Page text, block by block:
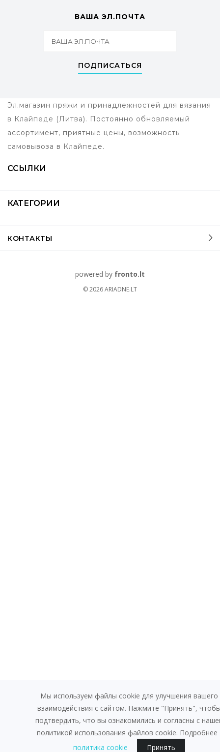
ВАША ЭЛ.ПОЧТА
ПОДПИСАТЬСЯ
Эл.магазин пряжи и принадлежностей для вязания
в Клайпеде (Литва). Постоянно обновляемый
ассортимент, приятные цены, возможность
самовывоза в Клайпеде.
ССЫЛКИ
КАТЕГОРИИ
КОНТАКТЫ
© 2026ARIADNE.LT
powered by fronto.lt
Мы используем файлы cookie для улучшения вашего
взаимодействия с сайтом. Нажмите "Принять",
подтвердить, что вы ознакомились и согласны с
политикой использования файлов cookie. Подробнее
политика cookie
Принять